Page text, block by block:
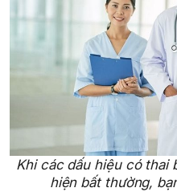
Khi các dấu hiệu có thai
hiện bất thường,